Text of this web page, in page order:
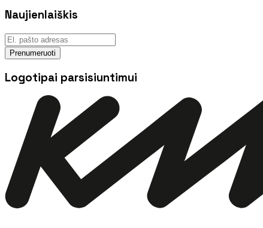
Naujienlaiškis
Prenumeruoti
Logotipai parsisiuntimui